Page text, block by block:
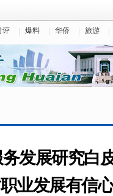
评 爆料 华侨 旅游
发展研究白
业发展有信